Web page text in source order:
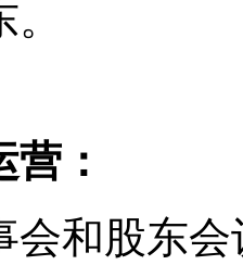
：
和股东会